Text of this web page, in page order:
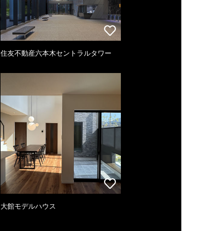
住友不動産六本木セントラルタワー
大館モデルハウス